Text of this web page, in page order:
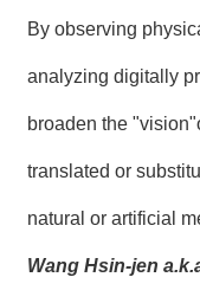
By observing
analyzing digitally
broaden the
translated or
natural or artificial
Wang Hsin-jen